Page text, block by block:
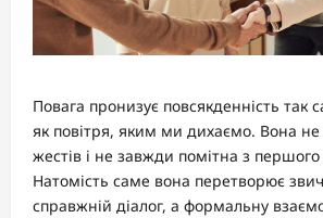
Повага пронизує повсякденність так
як повітря, яким ми дихаємо. Вона не
жестів і не завжди помітна з першого
Натомість саме вона перетворює
справжній діалог, а формальну